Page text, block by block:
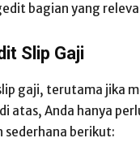
bagian yang
Slip Gaji
gaji, terutama jika
atas, Anda hanya
sederhana berikut: